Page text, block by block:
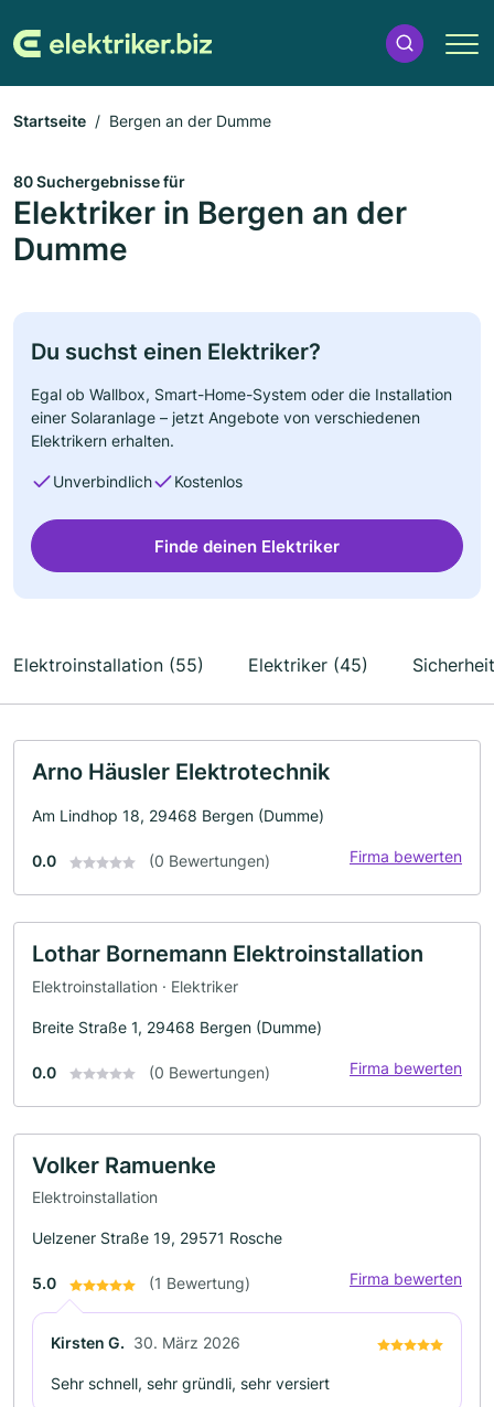
Startseite Bergen an der Dumme
80 Suchergebnisse für
Elektriker in Bergen an der
Dumme
Du suchst einen Elektriker?
Egal ob Wallbox, Smart-Home-System oder die Installation
einer Solaranlage – jetzt Angebote von verschiedenen
Elektrikern erhalten.
Unverbindlich Kostenlos
Finde deinen Elektriker
Elektroinstallation (55) Elektriker (45)
Arno Häusler Elektrotechnik
Am Lindhop 18, 29468 Bergen (Dumme)
0.0 (0 Bewertungen) Firma bewerten
Lothar Bornemann Elektroinstallation
Elektroinstallation · Elektriker
Breite Straße 1, 29468 Bergen (Dumme)
0.0 (0 Bewertungen) Firma bewerten
Volker Ramuenke
Elektroinstallation
Uelzener Straße 19, 29571 Rosche
5.0 (1 Bewertung) Firma bewerten
Kirsten G. 30. März 2026
Sehr schnell, sehr gründli, sehr versiert